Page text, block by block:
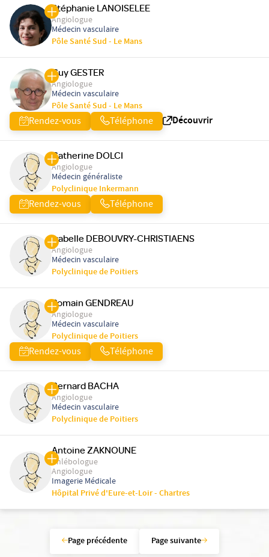
Stéphanie LANOISELEE
Angiologue
Médecin vasculaire
Pôle Santé Sud - Le Mans
Guy GESTER
Angiologue
Médecin vasculaire
Pôle Santé Sud - Le Mans
Rendez-vous Téléphone Découvrir
Catherine DOLCI
Angiologue
Médecin généraliste
Polyclinique Inkermann
Rendez-vous Téléphone
Isabelle DEBOUVRY-CHRISTIAENS
Angiologue
Médecin vasculaire
Polyclinique de Poitiers
Romain GENDREAU
Angiologue
Médecin vasculaire
Polyclinique de Poitiers
Rendez-vous Téléphone
Bernard BACHA
Angiologue
Médecin vasculaire
Polyclinique de Poitiers
Antoine ZAKNOUNE
Phlébologue
Angiologue
Imagerie Médicale
Hôpital Privé d'Eure-et-Loir - Chartres
Page précédente Page suivante